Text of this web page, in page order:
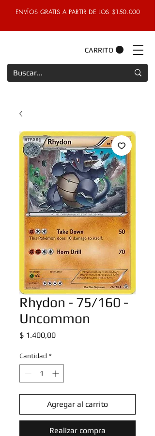
ENVÍOS GRATIS A PARTIR DE LOS $150.000
CARRITO
Rhydon - 75/160 -
Uncommon
$ 1.400,00Precio
Cantidad *
Agregar al carrito
Realizar compra